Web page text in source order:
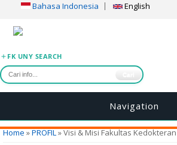
Bahasa Indonesia English
FK UNY SEARCH
Navigation
You are here
Home»PROFIL» Visi & Misi Fakultas Kedokteran